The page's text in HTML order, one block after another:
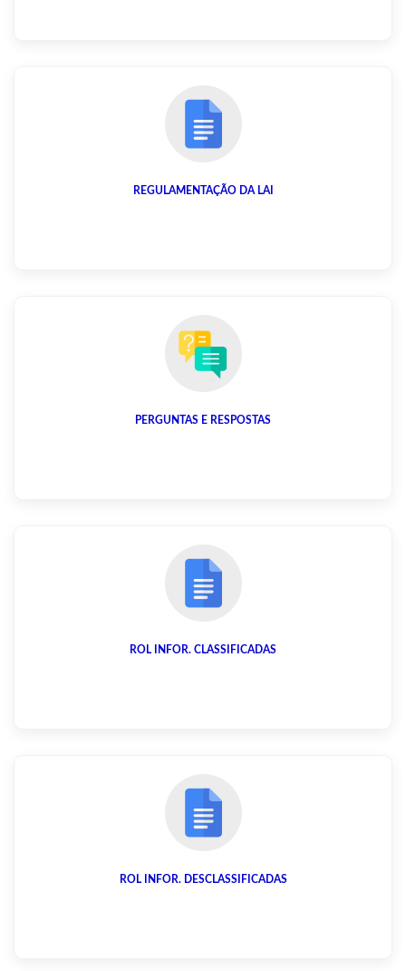
REGULAMENTAÇÃO DA LAI
PERGUNTAS E RESPOSTAS
ROL INFOR. CLASSIFICADAS
ROL INFOR. DESCLASSIFICADAS